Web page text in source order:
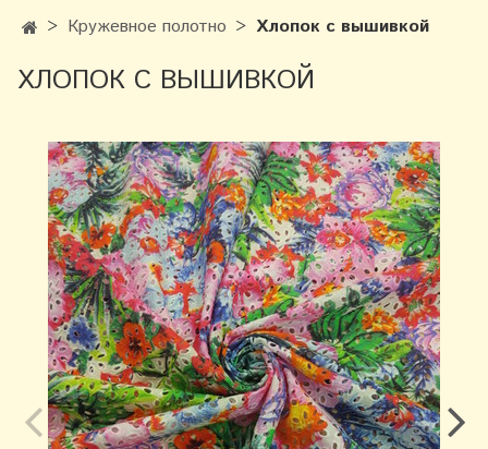
Кружевное полотно Хлопок с вышивкой
ХЛОПОК С ВЫШИВКОЙ